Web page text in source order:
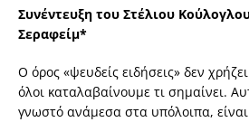
Συνέντευξη του Στέλιου
Σεραφείμ*
O όρος «ψευδείς ειδήσεις» δεν
όλοι καταλαβαίνουμε τι σημαίνει.
γνωστό ανάμεσα στα υπόλοιπα,